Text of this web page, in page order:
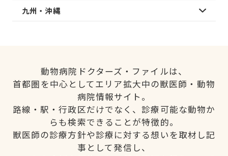
九州・沖縄
動物病院ドクターズ・ファイルは、
首都圏を中心としてエリア拡大中の獣医師・動物
病院情報サイト。
路線・駅・行政区だけでなく、診療可能な動物か
らも検索できることが特徴的。
獣医師の診療方針や診療に対する想いを取材し記
事として発信し、